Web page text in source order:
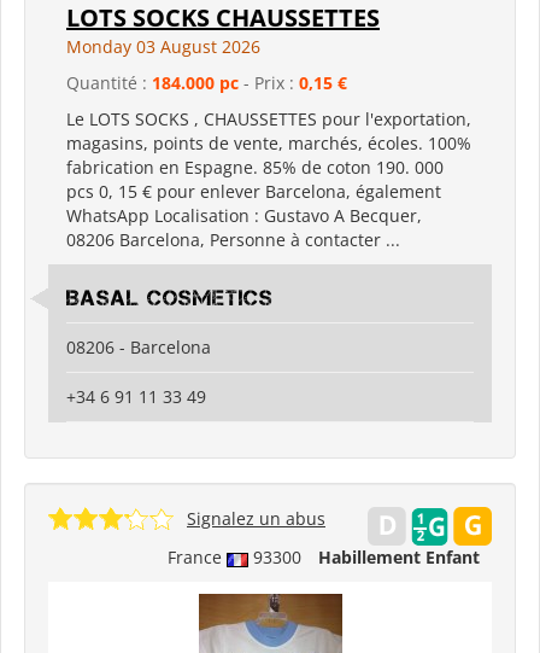
LOTS SOCKS CHAUSSETTES
Monday 03 August 2026
Quantité : 184.000 pc - Prix : 0,15 €
Le LOTS SOCKS , CHAUSSETTES pour l'exportation,
magasins, points de vente, marchés, écoles. 100%
fabrication en Espagne. 85% de coton 190. 000
pcs 0, 15 € pour enlever Barcelona, également
WhatsApp Localisation : Gustavo A Becquer,
08206 Barcelona, Personne à contacter ...
Basal Cosmetics
08206 - Barcelona
+34 6 91 11 33 49
France 93300 Habillement Enfant
Signalez un abus